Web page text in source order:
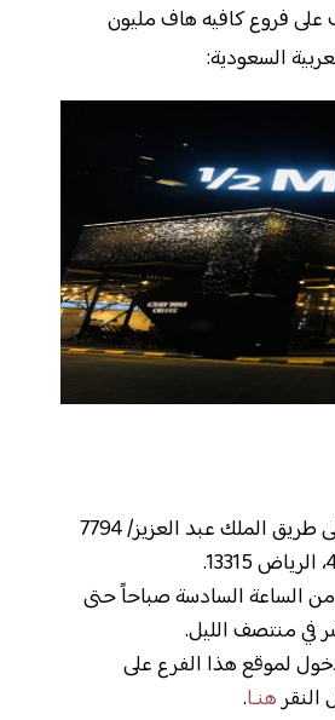
على فروع كافيه هاف مليون
السعودية:
يقع هذا الفرع على طريق الملك عبد العزيز/ 7794
الساعة السادسة صباحاً حتى
في منتصف الليل.
لموقع هذا الفرع على
هنـا.